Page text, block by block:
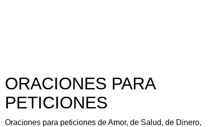
ORACIONES PARA
PETICIONES
Oraciones para peticiones de Amor, de Salud, de Dinero,